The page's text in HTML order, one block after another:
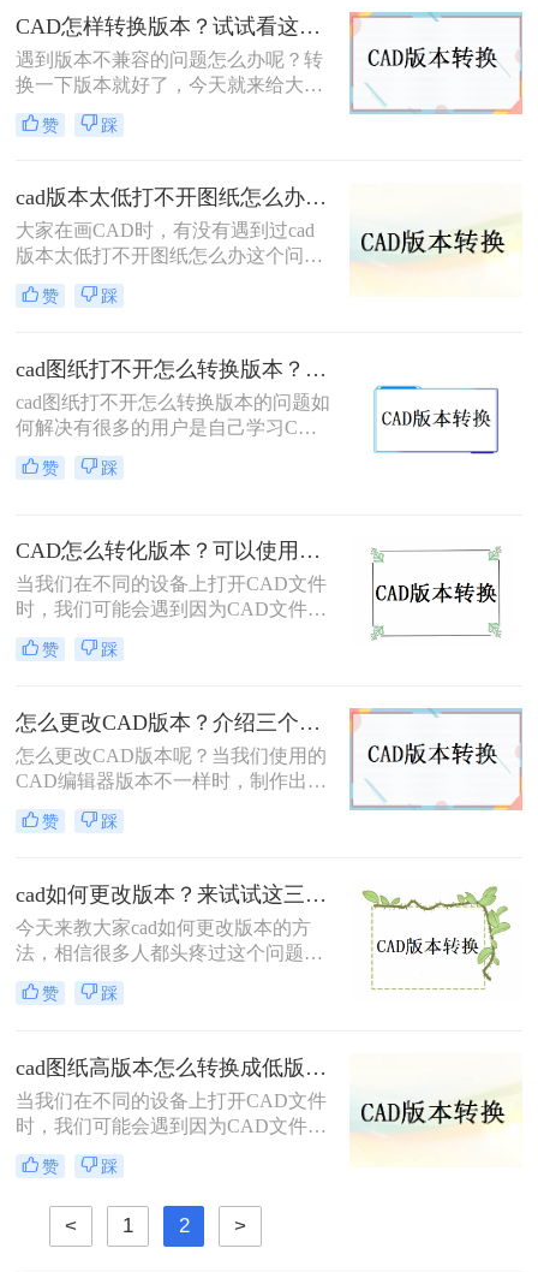
今天就给大家推荐二种非常好用的方
法，那么下面就随小编一起来看看
吧。
CAD怎样转换版本？试试看这两个方法！
遇到版本不兼容的问题怎么办呢？转
换一下版本就好了，今天就来给大家
讲讲CAD怎样转换版本的事项，工作
中经常会遇到这样的问题，当我们因
法就是转换一下版本，那么具体要怎
么#other#呢？下面就一起来了解一下
吧。
赞 踩
cad版本太低打不开图纸怎么办？这个CAD版本转换器可以帮助你！
大家在画CAD时，有没有遇到过cad
版本太低打不开图纸怎么办这个问
题？比如别人发来的图纸版本太高打
不开，奈何自己cad版本太低打不开。
赞 踩
cad图纸打不开怎么转换版本？教你二种好用解决方法！
cad图纸打不开怎么转换版本的问题如
何解决有很多的用户是自己学习CAD
画图软件，所以就会遇到很多不懂的
问题，可能出现他人发送图纸供你查
过低的CAD制图软件无法打开高版本
的CAD文件。其中就有很大一部分的
用户不知道cad版本怎么转换，这里就
赞 踩
CAD怎么转化版本？可以使用这种方法在线转换版本！
当我们在不同的设备上打开CAD文件
时，我们可能会遇到因为CAD文件版
本太低而无法打开的情况。你知道
CAD怎么转化版本吗？其实，只要
编将与大家分享cad版本转换相关知
识。
赞 踩
怎么更改CAD版本？介绍三个CAD版本转换方法！
怎么更改CAD版本呢？当我们使用的
CAD编辑器版本不一样时，制作出来
的文件需要在同一版本的软件中才能
打开，所以有时候需要将不同版本的
换成低版本，还是低版本转换成高版
本，使用怎么更改CAD版本软件就能
解决这个问题，下面来看看cad版本转
换的操作方法吧。
赞 踩
cad如何更改版本？来试试这三种方法吧！
今天来教大家cad如何更改版本的方
法，相信很多人都头疼过这个问题
了，不同版本的文件打开查看还真的
不方便，经常需要转换版本，那么有
cad版本转换呢？小编在这给大家整理
cad版本转换方法，需要的朋友可以看
过来哦。
赞 踩
cad图纸高版本怎么转换成低版本？CAD转低版本的两种方法
当我们在不同的设备上打开CAD文件
时，我们可能会遇到因为CAD文件版
本太低而无法打开的情况。你知道cad
图纸高版本怎么转换成低版本吗？其
实，只要cad图纸高版本转换成低版本
就好了，那么今天，小编将与大家分
享cad高版本转换成低版本相关知识。
赞 踩
< 1 2 >